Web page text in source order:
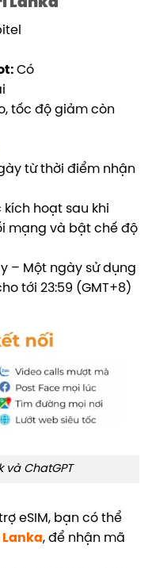
Lanka
Có
tốc độ giảm còn
từ thời điểm nhận
kích hoạt sau khi
mạng và bật chế độ
– Một ngày sử dụng
tới 23:59 (GMT+8)
và ChatGPT
eSIM, bạn có thể
Lanka, để nhận mã